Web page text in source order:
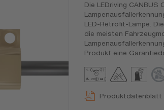
Die LEDriving CANBUS
LED-Retrofit-Lampe.
die meisten
Produkt eine
Produktdatenblatt